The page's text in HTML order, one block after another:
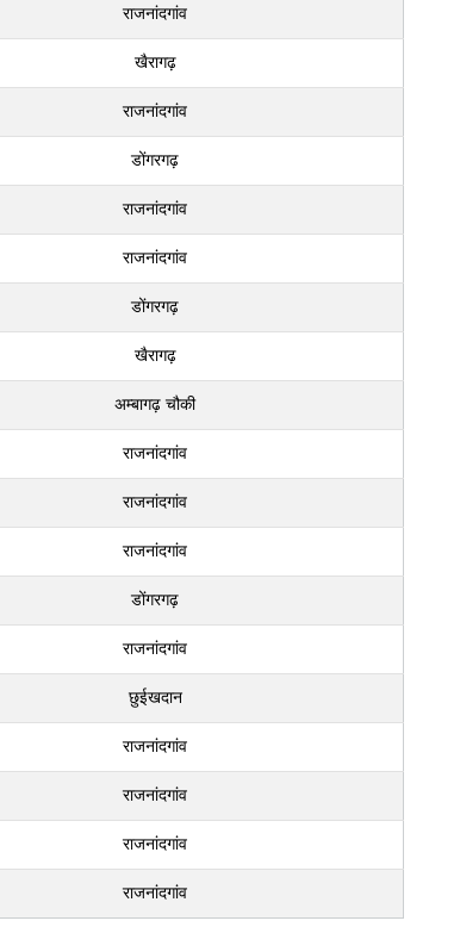
राजनांदगांव
खैरागढ़
राजनांदगांव
डोंगरगढ़
राजनांदगांव
राजनांदगांव
डोंगरगढ़
खैरागढ़
अम्बागढ़ चौकी
राजनांदगांव
राजनांदगांव
राजनांदगांव
डोंगरगढ़
राजनांदगांव
छुईखदान
राजनांदगांव
राजनांदगांव
राजनांदगांव
राजनांदगांव